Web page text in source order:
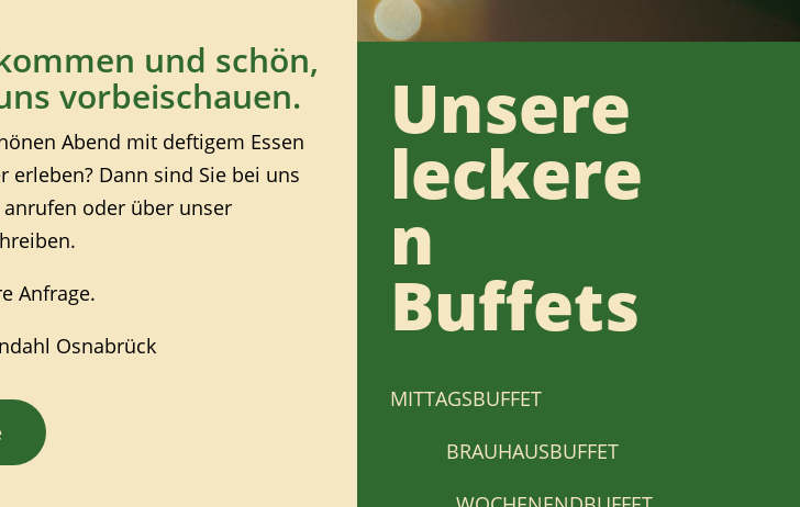
und schön,
vorbeischauen.
Abend mit deftigem Essen
erleben? Dann sind Sie bei uns
oder über unser
Anfrage.
Osnabrück
Unsere
leckere
n
Buffets
MITTAGSBUFFET
BRAUHAUSBUFFET